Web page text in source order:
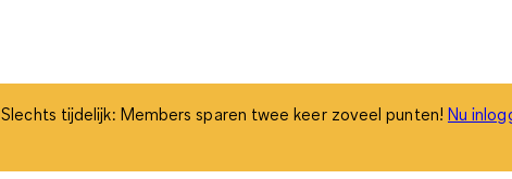
Slechts tijdelijk: Members sparen twee keer zoveel punten! Nu